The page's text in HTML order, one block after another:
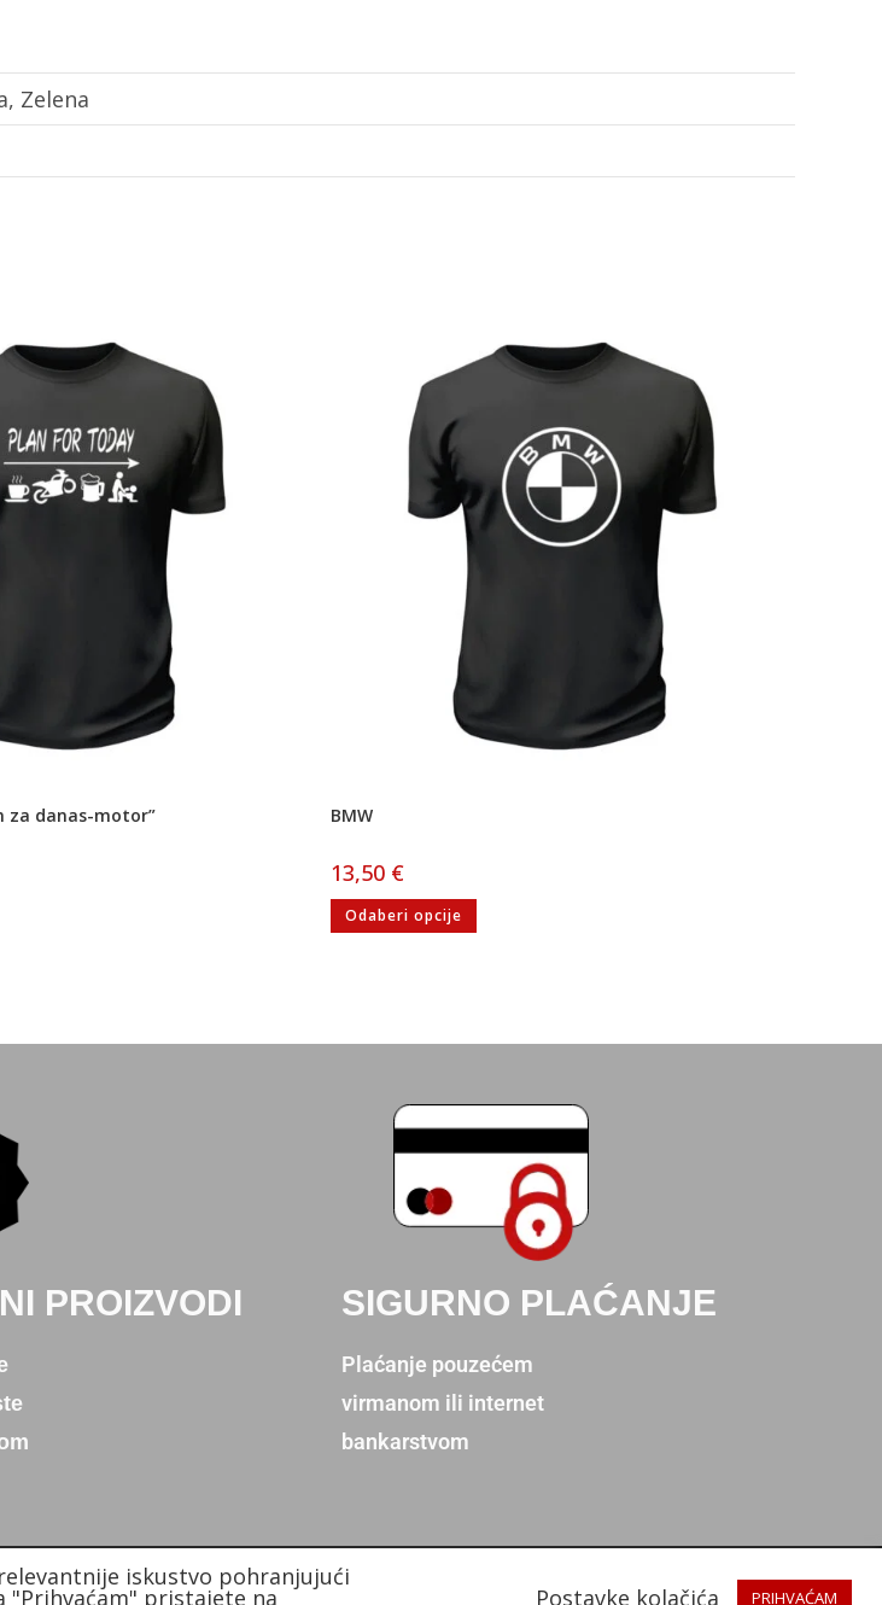
Zelena
za danas-motor” BMW
13,50 €
Odaberi opcije
PROIZVODI SIGURNO PLAĆANJE
Plaćanje pouzećem
virmanom ili internet
bankarstvom
iskustvo pohranjujući
"Prihvaćam" pristajete na Postavke kolačića PRIHVAĆAM